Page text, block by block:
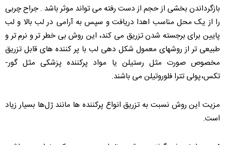
بازگرداندن بخشی از حجم از دست رفته می تواند موثر باشد . جراح چربی
را از یک محل مناسب اهدا دریافت و سپس به آرامی در لب بالا و لب
پایین برای برجسته شدن تزریق می کند، این روش بی خطر تر و نرم تر و
طبیعی تر از روشهای معمول شکل دهی لب با پر کننده های قابل تزریق
مخصوص صورت مثل رستیلن یا مواد پرکننده پزشکی مثل گور-
تکس،پولی تترا فلوروتیلن می باشند.
مزیت این روش نسبت به تزریق انواع پركننده ها مانند ژل‌ها بسیار زیاد
است.